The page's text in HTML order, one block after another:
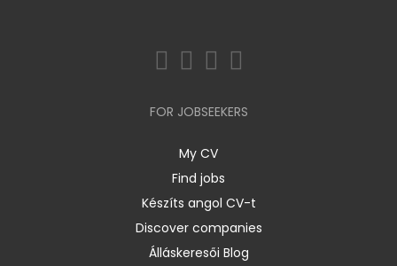
FOR JOBSEEKERS
My CV
Find jobs
Készíts angol CV-t
Discover companies
Álláskeresői Blog